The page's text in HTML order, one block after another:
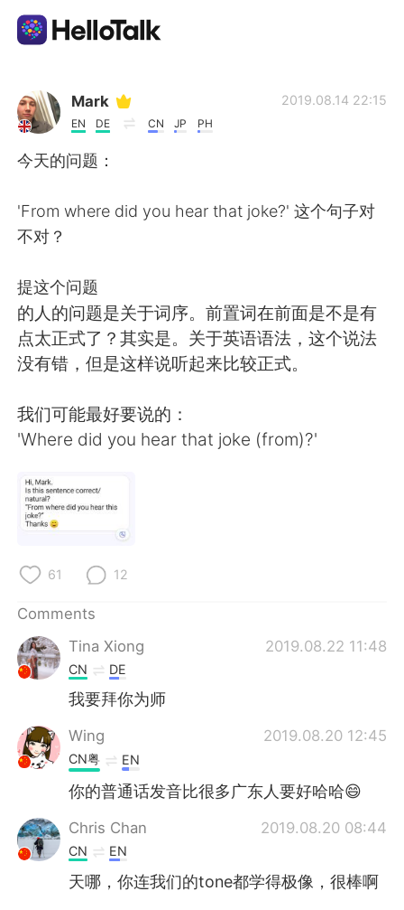
Language Exchange App
AI Grammar Checker
Español العربية
Français Deutsch
日本語 한국어
Indonesia
Mark
EN DE CN JP PH
2019.08.14 22:15
今天的问题：
'From where did you hear that joke?' 这个句子对
不对？
提这个问题
的人的问题是关于词序。前置词在前面是不是有
点太正式了？其实是。关于英语语法，这个说法
没有错，但是这样说听起来比较正式。
我们可能最好要说的：
'Where did you hear that joke (from)?'
61 12
Comments
Tina Xiong
2019.08.22 11:48
CN DE
我要拜你为师
Wing 2019.08.20 12:45
CN粤 EN
你的普通话发音比很多广东人要好哈哈😄
Chris Chan 2019.08.20 08:44
CN EN
天哪，你连我们的tone都学得极像，很棒啊